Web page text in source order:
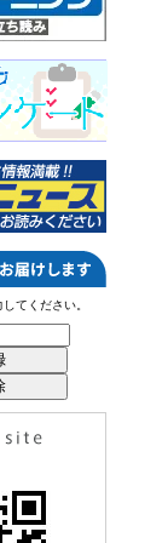
てください。